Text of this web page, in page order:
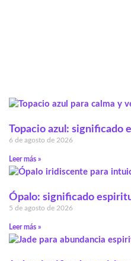
Topacio azul: significado
6 de agosto de 2026
Leer más »
Ópalo: significado
5 de agosto de 2026
Leer más »